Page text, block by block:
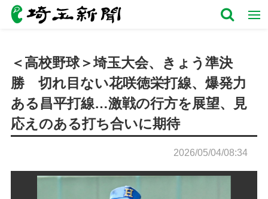
＜高校野球＞埼玉大会、きょう準決
勝 切れ目ない花咲徳栄打線、爆発力
ある昌平打線…激戦の行方を展望、見
応えのある打ち合いに期待
2026/05/04/08:34